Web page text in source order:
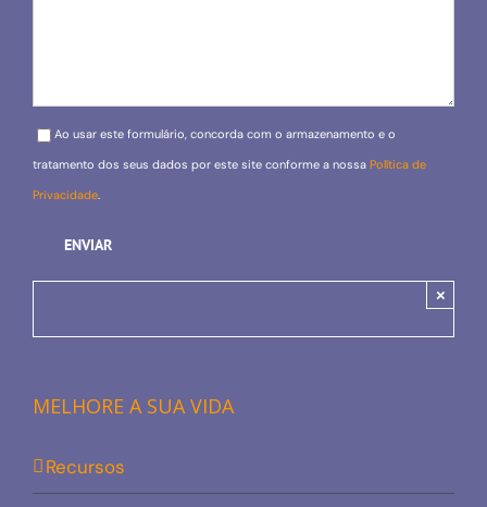
Please leave this field empty.
Ao usar este formulário, concorda com o armazenamento e o
tratamento dos seus dados por este site conforme a nossa Política de
Privacidade.
×
MELHORE A SUA VIDA
Recursos